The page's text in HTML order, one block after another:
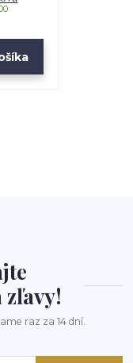
raz za 14 dní.